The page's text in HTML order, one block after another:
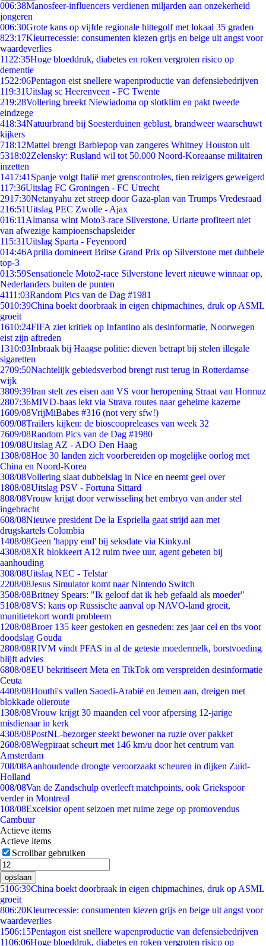
006:38Manosfeer-influencers verdienen miljarden aan onzekerheid
jongeren
006:30Grote kans op vijfde regionale hittegolf met lokaal 35 graden
823:17Kleurrecessie: consumenten kiezen grijs en beige uit angst voor
waardeverlies
11 22:35Hoge bloeddruk, diabetes en roken vergroten risico op
dementie
1522:06Pentagon eist snellere wapenproductie van defensiebedrijven
119:31Uitslag sc Heerenveen - FC Twente
219:28Vollering breekt Niewiadoma op slotklim en pakt tweede
eindzege
418:34Natuurbrand bij Soesterduinen geblust, brandweer waarschuwt
kijkers
718:12Mattel brengt Barbiepop van zangeres Whitney Houston uit
5318:02Zelensky: Rusland wil tot 50.000 Noord-Koreaanse militairen
inzetten
1417:41 Spanje volgt Italië met grenscontroles, tien reizigers geweigerd
117:36Uitslag FC Groningen - FC Utrecht
2917:30Netanyahu zet streep door Gaza-plan van Trumps Vredesraad
216:51Uitslag PEC Zwolle - Ajax
016:11 Almansa wint Moto3-race Silverstone, Uriarte profiteert niet
van afwezige kampioenschapsleider
115:31Uitslag Sparta - Feyenoord
014:46Aprilia domineert Britse Grand Prix op Silverstone met dubbele
top-3
013:59Sensationele Moto2-race Silverstone levert nieuwe winnaar op,
Nederlanders buiten de punten
4111:03Random Pics van de Dag #1981
5010:39China boekt doorbraak in eigen chipmachines, druk op ASML
groeit
1610:24FIFA ziet kritiek op Infantino als desinformatie, Noorwegen
eist zijn aftreden
1310:03Inbraak bij Haagse politie: dieven betrapt bij stelen illegale
sigaretten
2709:50Nachtelijk gebiedsverbod brengt rust terug in Rotterdamse
wijk
3809:39Iran stelt zes eisen aan VS voor heropening Straat van Hormuz
2807:36MIVD-baas lekt via Strava routes naar geheime kazerne
1609/08VrijMiBabes #316 (not very sfw!)
609/08Trailers kijken: de bioscoopreleases van week 32
7609/08Random Pics van de Dag #1980
109/08Uitslag AZ - ADO Den Haag
1308/08Hoe 30 landen zich voorbereiden op mogelijke oorlog met
China en Noord-Korea
308/08Vollering slaat dubbelslag in Nice en neemt geel over
1808/08Uitslag PSV - Fortuna Sittard
808/08Vrouw krijgt door verwisseling het embryo van ander stel
ingebracht
608/08Nieuwe president De la Espriella gaat strijd aan met
drugskartels Colombia
1408/08Geen 'happy end' bij seksdate via Kinky.nl
4308/08XR blokkeert A12 ruim twee uur, agent gebeten bij
aanhouding
308/08Uitslag NEC - Telstar
2208/08Jesus Simulator komt naar Nintendo Switch
3508/08Britney Spears: "Ik geloof dat ik heb gefaald als moeder"
5108/08VS: kans op Russische aanval op NAVO-land groeit,
munitietekort wordt probleem
1208/08Broer 135 keer gestoken en gesneden: zes jaar cel en tbs voor
doodslag Gouda
2808/08RIVM vindt PFAS in al de geteste moedermelk, borstvoeding
blijft advies
6808/08EU bekritiseert Meta en TikTok om verspreiden desinformatie
Ceuta
4408/08Houthi's vallen Saoedi-Arabië en Jemen aan, dreigen met
blokkade olieroute
1308/08Vrouw krijgt 30 maanden cel voor afpersing 12-jarige
misdienaar in kerk
4308/08PostNL-bezorger steekt bewoner na ruzie over pakket
2608/08Wegpiraat scheurt met 146 km/u door het centrum van
Amsterdam
708/08Aanhoudende droogte veroorzaakt scheuren in dijken Zuid-
Holland
008/08Van de Zandschulp overleeft matchpoints, ook Griekspoor
verder in Montreal
108/08Excelsior opent seizoen met ruime zege op promovendus
Cambuur
Actieve items
Actieve items
Scrollbar gebruiken
opslaan
5106:39China boekt doorbraak in eigen chipmachines, druk op ASML
groeit
806:20Kleurrecessie: consumenten kiezen grijs en beige uit angst voor
waardeverlies
1506:15Pentagon eist snellere wapenproductie van defensiebedrijven
1106:06Hoge bloeddruk, diabetes en roken vergroten risico op